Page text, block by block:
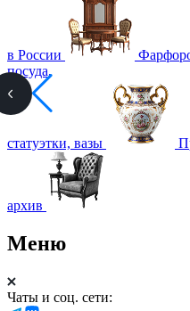
в России
посуда,
статуэтки, вазы
архив
Меню
Чаты и соц. сети: